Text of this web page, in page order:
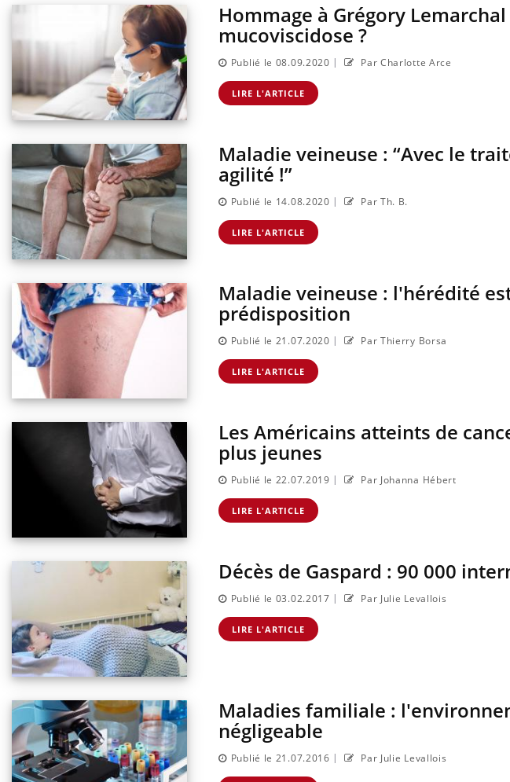
Hommage à Grégory Lemarchal
mucoviscidose ?
Publié le 08.09.2020 | Par Charlotte Arce
LIRE L'ARTICLE
Maladie veineuse : “Avec le
agilité !”
Publié le 14.08.2020 | Par Th. B.
LIRE L'ARTICLE
Maladie veineuse : l'hérédité
prédisposition
Publié le 21.07.2020 | Par Thierry Borsa
LIRE L'ARTICLE
Les Américains atteints de
plus jeunes
Publié le 22.07.2019 | Par Johanna Hébert
LIRE L'ARTICLE
Décès de Gaspard : 90 000
Publié le 03.02.2017 | Par Julie Levallois
LIRE L'ARTICLE
Maladies familiale :
négligeable
Publié le 21.07.2016 | Par Julie Levallois
Bébés, jeunes
Comment éviter